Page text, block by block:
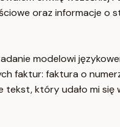
oraz informacje o
modelowi
faktur: faktura o
tekst, który udało mi się